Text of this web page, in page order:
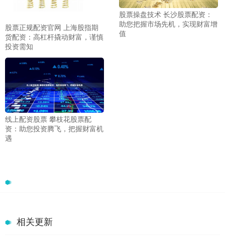
股票正规配资官网 上海股指期
货配资：高杠杆撬动财富，谨慎
投资需知
股票操盘技术 长沙股票配资：
助您把握市场先机，实现财富增
值
线上配资股票 攀枝花股票配
资：助您投资腾飞，把握财富机
遇
相关更新